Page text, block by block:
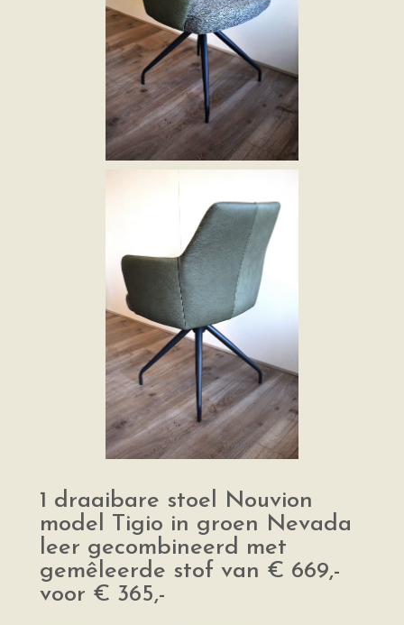
1 draaibare stoel Nouvion
model Tigio in groen Nevada
leer gecombineerd met
gemêleerde stof van € 669,-
voor € 365,-